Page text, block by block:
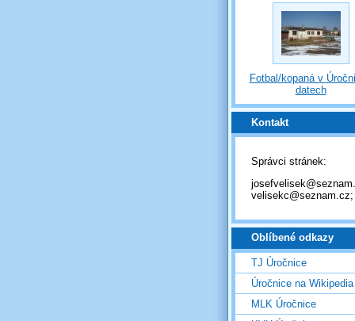
Fotbal/kopaná v
datech
Kontakt
Správci stránek:
velisekc@seznam.cz;
Oblíbené odkazy
TJ Úročnice
Úročnice na Wikipedia
MLK Úročnice